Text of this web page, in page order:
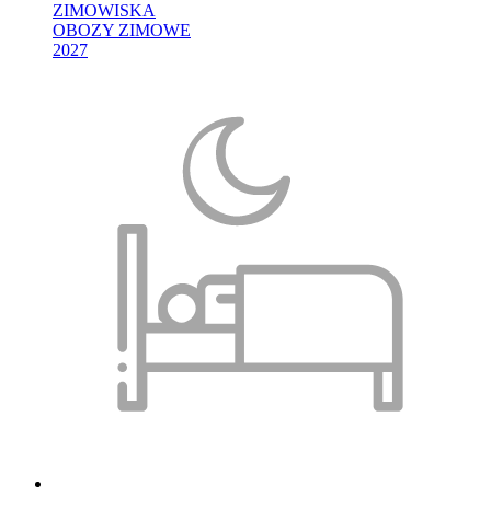
ZIMOWISKA
OBOZY ZIMOWE
2027